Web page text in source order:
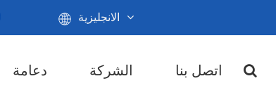
الانجليزية
دعامة الشركة اتصل بنا